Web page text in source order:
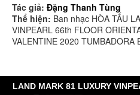
Tác giả: Đặng Thanh Tùng
Thể hiện: Ban nhạc HÒA TẤU
VINPEARL 66th FLOOR
VALENTINE 2020 TUMBADORA